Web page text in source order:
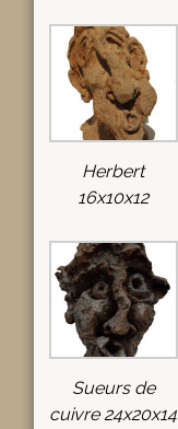
Herbert
16x10x12
Sueurs de
cuivre 24x20x14